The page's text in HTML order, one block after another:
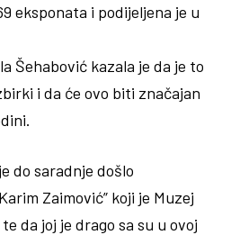
eksponata i podijeljena je u
Šehabović kazala je da je to
i da će ovo biti značajan
do saradnje došlo
Zaimović” koji je Muzej
da joj je drago sa su u ovoj